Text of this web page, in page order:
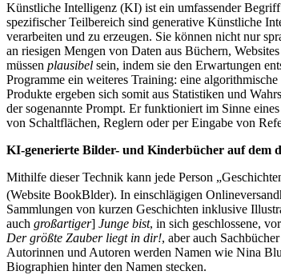
Künstliche Intelligenz (KI) ist ein umfassender
spezifischer Teilbereich sind generative Künstliche
verarbeiten und zu erzeugen. Sie können nicht nur
an riesigen Mengen von Daten aus Büchern,
müssen plausibel sein, indem sie den Erwartungen
Programme ein weiteres Training: eine
Produkte ergeben sich somit aus Statistiken und
der sogenannte Prompt. Er funktioniert im Sinne
von Schaltflächen, Reglern oder per Eingabe von
KI-generierte Bilder- und Kinderbücher auf dem
Mithilfe dieser Technik kann jede Person
(Website BookBlder). In einschlägigen
Sammlungen von kurzen Geschichten inklusive
auch großartiger] Junge bist, in sich geschlossene,
Der größte Zauber liegt in dir!, aber auch
Autorinnen und Autoren werden Namen wie Nina
Biographien hinter den Namen stecken.